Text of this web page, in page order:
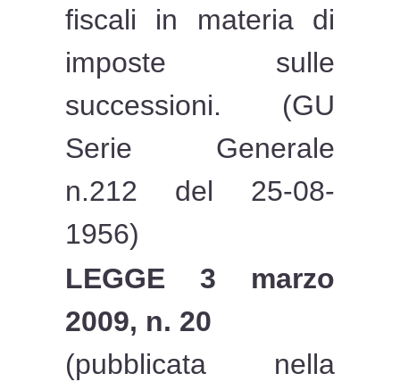
fiscali in materia di
imposte sulle
successioni. (GU
Serie Generale
n.212 del 25-08-
1956)
LEGGE 3 marzo
2009, n. 20
(pubblicata nella